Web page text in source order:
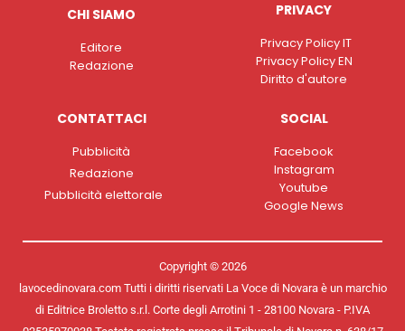
CHI SIAMO
Editore
Redazione
PRIVACY
Privacy Policy IT
Privacy Policy EN
Diritto d'autore
CONTATTACI
Pubblicità
Redazione
Pubblicità elettorale
SOCIAL
Facebook
Instagram
Youtube
Google News
Copyright © 2026
lavocedinovara.com Tutti i diritti riservati La Voce di Novara è un marchio
di Editrice Broletto s.r.l. Corte degli Arrotini 1 - 28100 Novara - P.IVA